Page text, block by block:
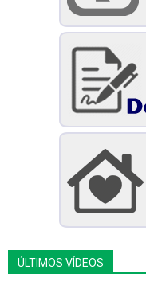
ÚLTIMOS VÍDEOS